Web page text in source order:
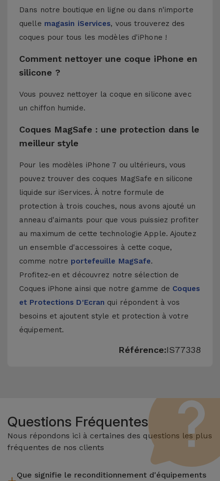
Dans notre boutique en ligne ou dans n'importe
quelle magasin iServices, vous trouverez des
coques pour tous les modèles d'iPhone !
Comment nettoyer une coque iPhone en
silicone ?
Vous pouvez nettoyer la coque en silicone avec
un chiffon humide.
Coques MagSafe : une protection dans le
meilleur style
Pour les modèles iPhone 7 ou ultérieurs, vous
pouvez trouver des coques MagSafe en silicone
liquide sur iServices. À notre formule de
protection à trois couches, nous avons ajouté un
anneau d'aimants pour que vous puissiez profiter
au maximum de cette technologie Apple. Ajoutez
un ensemble d'accessoires à cette coque,
comme notre portefeuille MagSafe.
Profitez-en et découvrez notre sélection de
Coques iPhone ainsi que notre gamme de Coques
et Protections D'Ecran qui répondent à vos
besoins et ajoutent style et protection à votre
équipement.
Référence:IS77338
Questions Fréquentes
Nous répondons ici à certaines des questions les plus
fréquentes de nos clients
Que signifie le reconditionnement d'équipements